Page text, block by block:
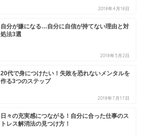
2018年4月18日
自分が嫌になる…自分に自信が持てない理由と対
処法3選
2018年5月2日
20代で身につけたい！失敗を恐れないメンタルを
作る3つのステップ
2018年7月17日
日々の充実感につながる！自分に合った仕事のス
トレス解消法の見つけ方！